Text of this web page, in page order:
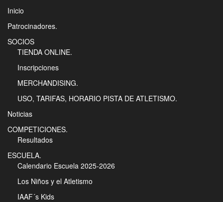
Inicio
Patrocinadores.
SOCIOS
TIENDA ONLINE.
Inscripciones
MERCHANDISING.
USO, TARIFAS, HORARIO PISTA DE ATLETISMO.
Noticias
COMPETICIONES.
Resultados
ESCUELA.
Calendario Escuela 2025-2026
Los Niños y el Atletismo
IAAF´s Kids